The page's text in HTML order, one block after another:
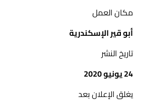
مكان العمل
أبو قير الإسكندرية
تاريخ النشر
24 يونيو 2020
يغلق الإعلان بعد